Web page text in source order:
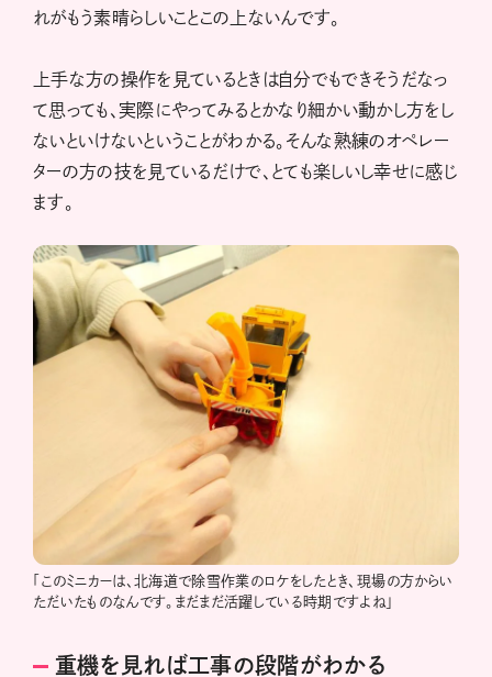
れがもう素晴らしいことこの上ないんです。
上手な方の操作を見ているときは自分でもできそうだなっ
て思っても、実際にやってみるとかなり細かい動かし方をし
ないといけないということがわかる。そんな熟練のオペレー
ターの方の技を見ているだけで、とても楽しいし幸せに感じ
ます。
「このミニカーは、北海道で除雪作業のロケをしたとき、現場の方からい
ただいたものなんです。まだまだ活躍している時期ですよね」
重機を見れば工事の段階がわかる